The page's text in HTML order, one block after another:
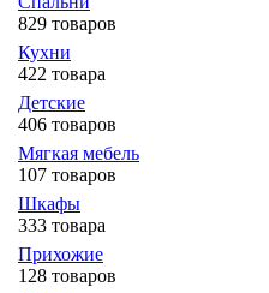
829 товаров
Кухни
422 товара
Детские
406 товаров
Мягкая мебель
107 товаров
Шкафы
333 товара
Прихожие
128 товаров